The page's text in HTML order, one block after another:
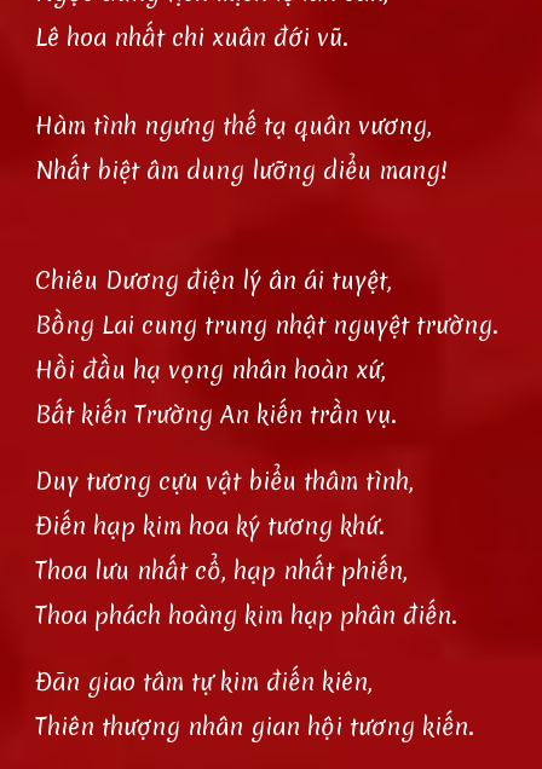
Lê hoa nhất chi xuân đới vũ.
Hàm tình ngưng thế tạ quân vương,
Nhất biệt âm dung lưỡng diểu mang!
Chiêu Dương điện lý ân ái tuyệt,
Bồng Lai cung trung nhật nguyệt trường.
Hồi đầu hạ vọng nhân hoàn xứ,
Bất kiến Trường An kiến trần vụ.
Duy tương cựu vật biểu thâm tình,
Điến hạp kim hoa ký tương khứ.
Thoa lưu nhất cổ, hạp nhất phiến,
Thoa phách hoàng kim hạp phân điến.
Đãn giao tâm tự kim điến kiên,
Thiên thượng nhân gian hội tương kiến.